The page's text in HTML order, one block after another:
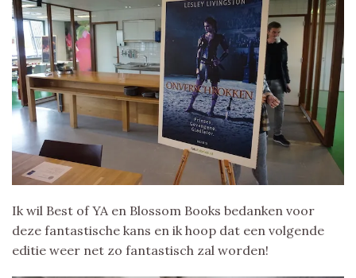
Ik wil Best of YA en Blossom Books bedanken voor
deze fantastische kans en ik hoop dat een volgende
editie weer net zo fantastisch zal worden!